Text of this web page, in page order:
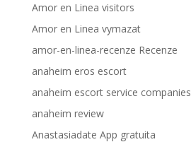
Amor en Linea visitors
Amor en Linea vymazat
amor-en-linea-recenze Recenze
anaheim eros escort
anaheim escort service companies
anaheim review
Anastasiadate App gratuita